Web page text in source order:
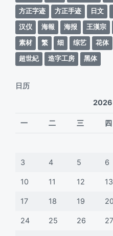
方正字迹
方正手迹 日文
汉仪
海報 海报 王漢宗
素材
繁 细 综艺 花体
超世紀
造字工房 黑体
日历
2026
一 二 三 四
3 4 5 6
10 11 12 13
17 18 19 20
24 25 26 27